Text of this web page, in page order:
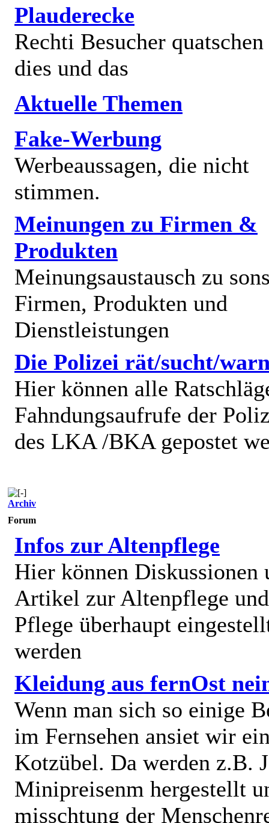
Plauderecke
Rechti Besucher
dies und das
Aktuelle Themen
Fake-Werbung
Werbeaussagen, die nicht
stimmen.
Meinungen zu Firmen &
Produkten
Meinungsaustausch zu
Firmen, Produkten und
Dienstleistungen
Die Polizei rät/sucht/
Hier können alle
Fahndungsaufrufe der
des LKA /BKA gepostet
Archiv
Forum
Infos zur Altenpflege
Hier können Diskussionen
Artikel zur Altenpflege
Pflege überhaupt
werden
Kleidung aus fernOst
Wenn man sich so einige
im Fernsehen ansiet wir
Kotzübel. Da werden z.B.
Minipreisenm hergestellt
misschtung der